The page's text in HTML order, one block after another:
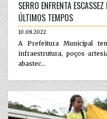
SERRO ENFRENTA
ÚLTIMOS TEMPOS
10.08.2022
A Prefeitura Municipal
infraestrutura, poços
abastec...